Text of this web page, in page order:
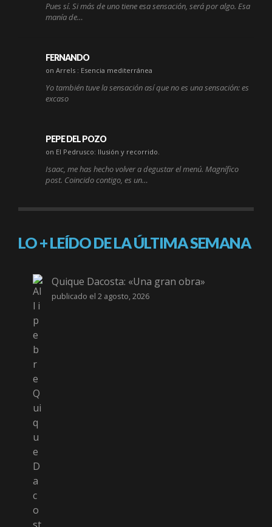
Pues sí. Si más de uno tiene esa sensación, será por algo. Esa
manía de…
FERNANDO
on Arrels : Esencia mediterránea
Yo también tuve la sensación así que no es una sensación: es
excaso
PEPE DEL POZO
on El Pedrusco: Ilusión y recorrido.
Isaac, me has hecho volver a degustar el menú. Magnífico
post. Coincido contigo, es un…
LO + LEÍDO DE LA ÚLTIMA SEMANA
Quique Dacosta: «Una gran obra»
publicado el 2 agosto, 2026